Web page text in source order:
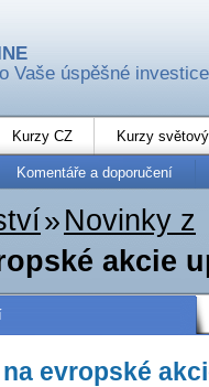
Vaše úspěšné investice
Kurzy CZ Kurzy
Komentáře a doporučení
» Novinky z
akcie
evropské